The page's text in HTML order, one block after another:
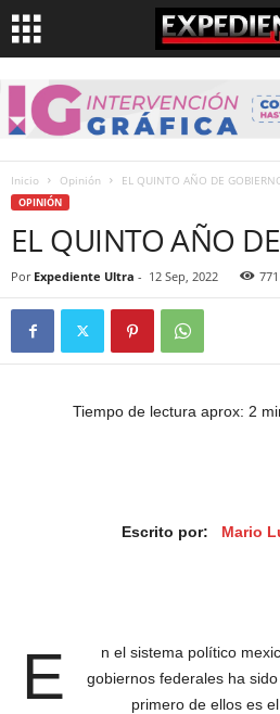
Inicio Opinión EL QUINTO AÑO DE
OPINIÓN
EL QUINTO AÑO
Por Expediente Ultra - 12 Sep, 2022 771
Tiempo de lectura aprox: 2
Escrito por: Mario
E
n el sistema político
gobiernos federales ha
primero de ellos es